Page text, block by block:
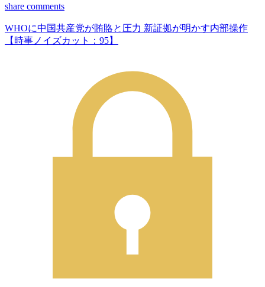
share comments
WHOに中国共産党が賄賂と圧力 新証拠が明かす内部操作
【時事ノイズカット：95】